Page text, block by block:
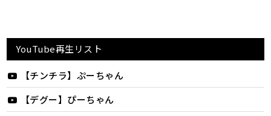
YouTube再生リスト
【チンチラ】ぷーちゃん
【デグー】ぴーちゃん